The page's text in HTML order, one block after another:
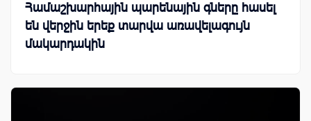
Համաշխարհային պարենային գները հասել
են վերջին երեք տարվա առավելագույն
մակարդակին